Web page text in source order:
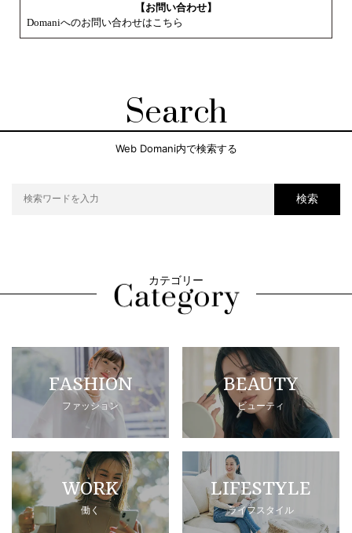
【お問い合わせ】
Domaniへのお問い合わせはこちら
Search
Web Domani内で検索する
検索
カテゴリー
FASHION
ファッション
BEAUTY
ビューティ
WORK
働く
LIFESTYLE
ライフスタイル